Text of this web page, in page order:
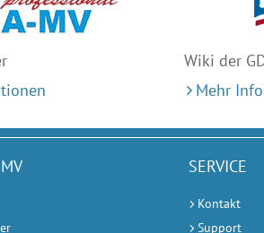
Wiki der
Mehr
SERVICE
Kontakt
Support